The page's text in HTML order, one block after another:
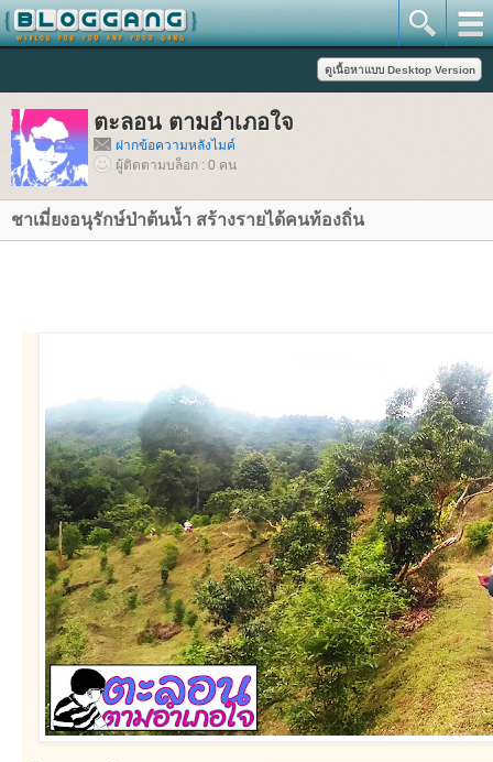
ตะลอน ตามอำเภอใจ
ฝากข้อความหลังไมค์
ผู้ติดตามบล็อก : 0 คน
ชาเมี่ยงอนุรักษ์ป่าต้นน้ำ สร้างรายได้คนท้องถิ่น